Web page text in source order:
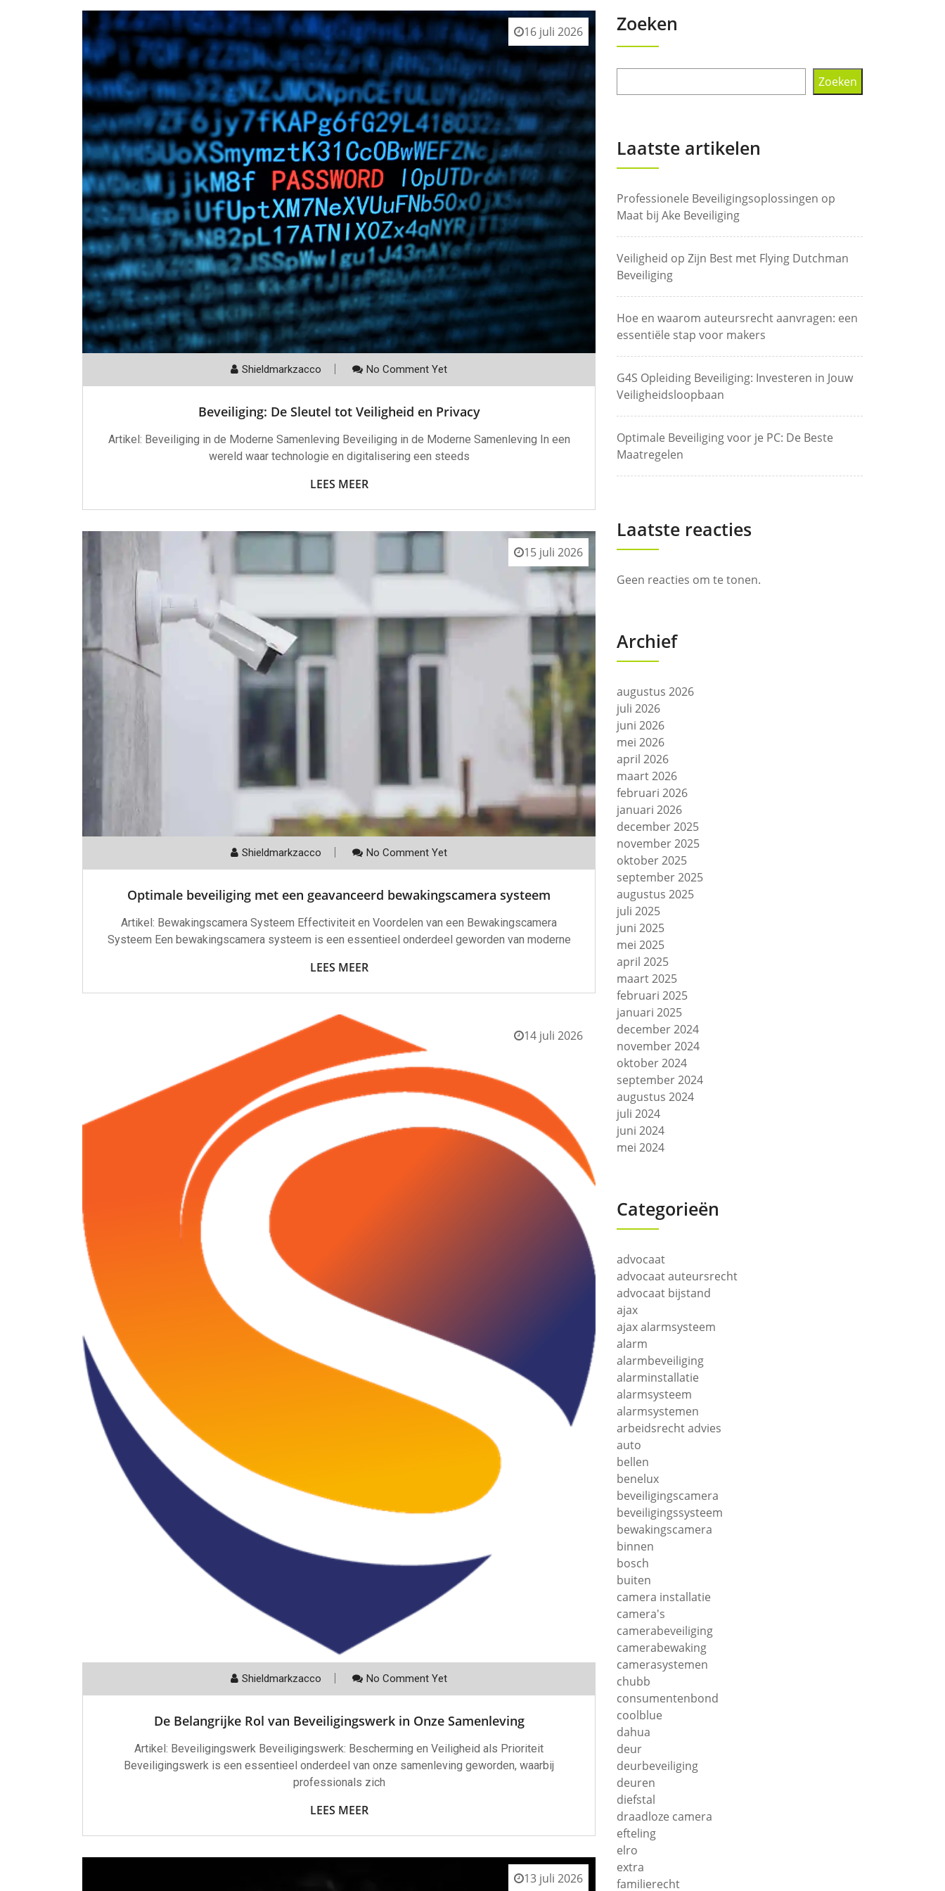
16 juli 2026
Shieldmarkzacco No Comment Yet
Beveiliging: De Sleutel tot Veiligheid en Privacy
Artikel: Beveiliging in de Moderne Samenleving Beveiliging in de Moderne Samenleving In een
wereld waar technologie en digitalisering een steeds
LEES MEER
15 juli 2026
Shieldmarkzacco No Comment Yet
Optimale beveiliging met een geavanceerd bewakingscamera systeem
Artikel: Bewakingscamera Systeem Effectiviteit en Voordelen van een Bewakingscamera
Systeem Een bewakingscamera systeem is een essentieel onderdeel geworden van moderne
LEES MEER
14 juli 2026
Shieldmarkzacco No Comment Yet
De Belangrijke Rol van Beveiligingswerk in Onze Samenleving
Artikel: Beveiligingswerk Beveiligingswerk: Bescherming en Veiligheid als Prioriteit
Beveiligingswerk is een essentieel onderdeel van onze samenleving geworden, waarbij
professionals zich
LEES MEER
13 juli 2026
Zoeken
Zoeken
Laatste artikelen
Professionele Beveiligingsoplossingen op
Maat bij Ake Beveiliging
Veiligheid op Zijn Best met Flying Dutchman
Beveiliging
Hoe en waarom auteursrecht aanvragen: een
essentiële stap voor makers
G4S Opleiding Beveiliging: Investeren in Jouw
Veiligheidsloopbaan
Optimale Beveiliging voor je PC: De Beste
Maatregelen
Laatste reacties
Geen reacties om te tonen.
Archief
augustus 2026
juli 2026
juni 2026
mei 2026
april 2026
maart 2026
februari 2026
januari 2026
december 2025
november 2025
oktober 2025
september 2025
augustus 2025
juli 2025
juni 2025
mei 2025
april 2025
maart 2025
februari 2025
januari 2025
december 2024
november 2024
oktober 2024
september 2024
augustus 2024
juli 2024
juni 2024
mei 2024
Categorieën
advocaat
advocaat auteursrecht
advocaat bijstand
ajax
ajax alarmsysteem
alarm
alarmbeveiliging
alarminstallatie
alarmsysteem
alarmsystemen
arbeidsrecht advies
auto
bellen
benelux
beveiligingscamera
beveiligingssysteem
bewakingscamera
binnen
bosch
buiten
camera installatie
camera's
camerabeveiliging
camerabewaking
camerasystemen
chubb
consumentenbond
coolblue
dahua
deur
deurbeveiliging
deuren
diefstal
draadloze camera
efteling
elro
extra
familierecht